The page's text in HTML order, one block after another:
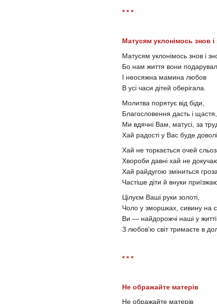
* * *
Матусям уклонімось знов і
Матусям уклонімось знов і
Бо нам життя вони
І неосяжна мамина любов
В усі часи дітей оберігала.
Молитва порятує від біди,
Благословення дасть і
Ми вдячні Вам, матусі, за
Хай радості у Вас буде
Хай не торкається очей
Хвороби давні хай не
Хай райдугою зміниться
Частіше діти й внуки
Цілуєм Ваші руки золоті,
Чоло у зморшках, сивину на
Ви — найдорожчі наші у
З любов'ю світ тримаєте в
* * *
Не ображайте матерів
Не ображайте матерів